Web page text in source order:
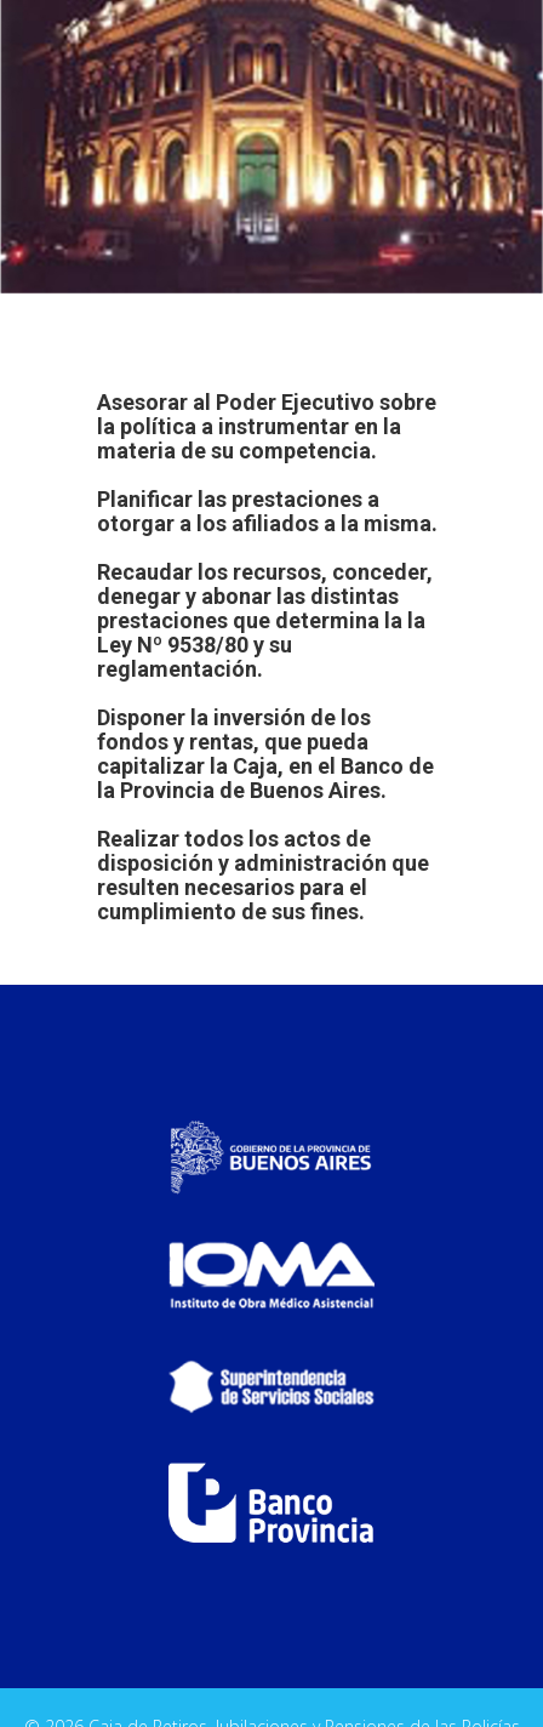
Asesorar al Poder Ejecutivo sobre
la política a instrumentar en la
materia de su competencia.
Planificar las prestaciones a
otorgar a los afiliados a la misma.
Recaudar los recursos, conceder,
denegar y abonar las distintas
prestaciones que determina la la
Ley Nº 9538/80 y su
reglamentación.
Disponer la inversión de los
fondos y rentas, que pueda
capitalizar la Caja, en el Banco de
la Provincia de Buenos Aires.
Realizar todos los actos de
disposición y administración que
resulten necesarios para el
cumplimiento de sus fines.